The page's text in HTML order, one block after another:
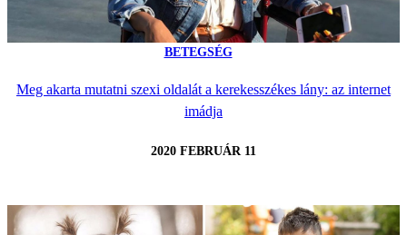
BETEGSÉG
Meg akarta mutatni szexi oldalát a kerekesszékes lány: az internet
imádja
2020 FEBRUÁR 11